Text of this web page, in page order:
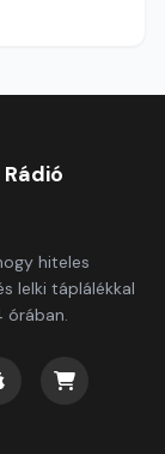
hiteles
lelki táplálékkal
órában.